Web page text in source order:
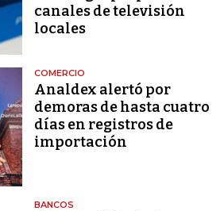
canales de televisión
locales
COMERCIO
Analdex alertó por
demoras de hasta cuatro
días en registros de
importación
BANCOS